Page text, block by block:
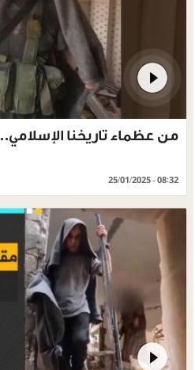
من عظماء تاريخنا الإسلامي..
25/01/2025 - 08:32